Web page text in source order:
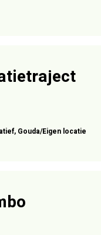
Gouda/Eigen locatie